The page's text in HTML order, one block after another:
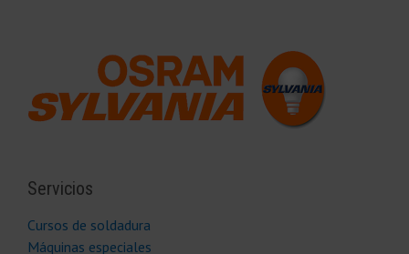
Servicios
Cursos de soldadura
Máquinas especiales